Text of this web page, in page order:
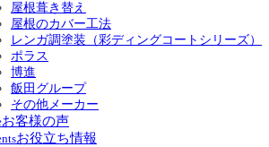
屋根葺き替え
屋根のカバー工法
レンガ調塗装（彩ディングコートシリーズ）
ポラス
博進
飯田グループ
その他メーカー
お客様の声
お役立ち情報